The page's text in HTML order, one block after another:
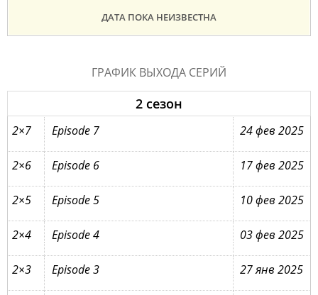
ДАТА ПОКА НЕИЗВЕСТНА
ГРАФИК ВЫХОДА СЕРИЙ
2 сезон
2×7 Episode 7 24 фев 2025
2×6 Episode 6 17 фев 2025
2×5 Episode 5 10 фев 2025
2×4 Episode 4 03 фев 2025
2×3 Episode 3 27 янв 2025